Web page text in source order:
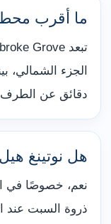
ما أقرب
دقائق عن الطرف
هل نوتينغ
نعم، خصوصًا في
ذروة السبت عند